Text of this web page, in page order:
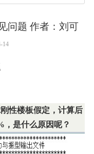
问题 作者：刘可
14
性楼板假定，计算后
，是什么原因呢？